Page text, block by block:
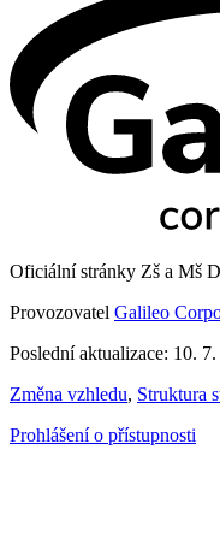
Oficiální stránky Zš a Mš
Provozovatel Galileo
Poslední aktualizace: 10.
Změna vzhledu, Struktura
Prohlášení o přístupnosti